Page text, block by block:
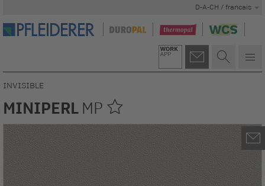
D-A-CH / francais
INVISIBLE
MINIPERL MP